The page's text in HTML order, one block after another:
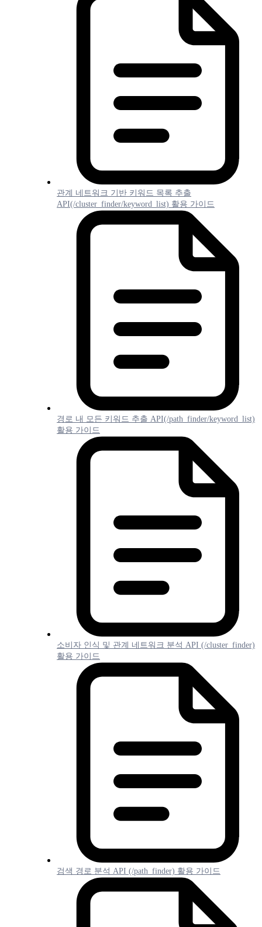
관계 네트워크 기반 키워드 목록 추출
API(/cluster_finder/keyword_list) 활용 가이드
경로 내 모든 키워드 추출 API(/path_finder/keyword_list)
활용 가이드
소비자 인식 및 관계 네트워크 분석 API (/cluster_finder)
활용 가이드
검색 경로 분석 API (/path_finder) 활용 가이드